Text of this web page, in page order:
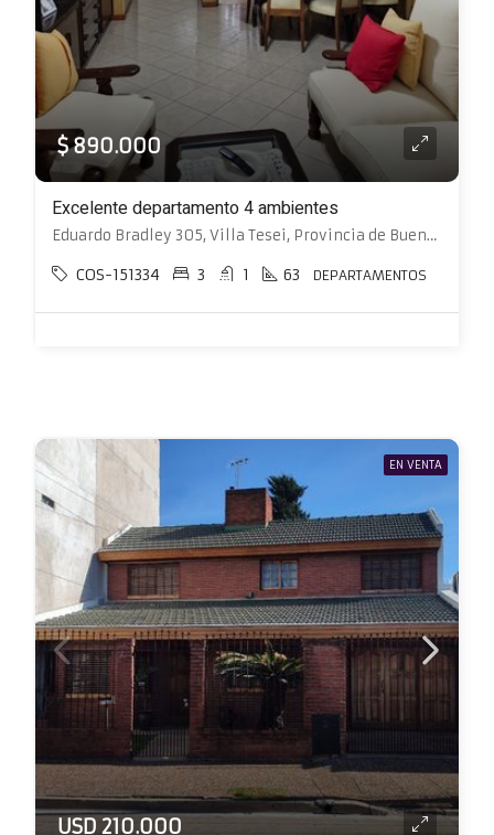
$ 890.000
Excelente departamento 4 ambientes
Eduardo Bradley 305, Villa Tesei, Provincia de Buenos Aires, Argentina, Villa Santos Tesei, Hurlingham
COS-151334 3 1 63 DEPARTAMENTOS
EN VENTA
USD 210.000